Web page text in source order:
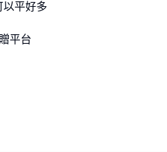
平好多
平台